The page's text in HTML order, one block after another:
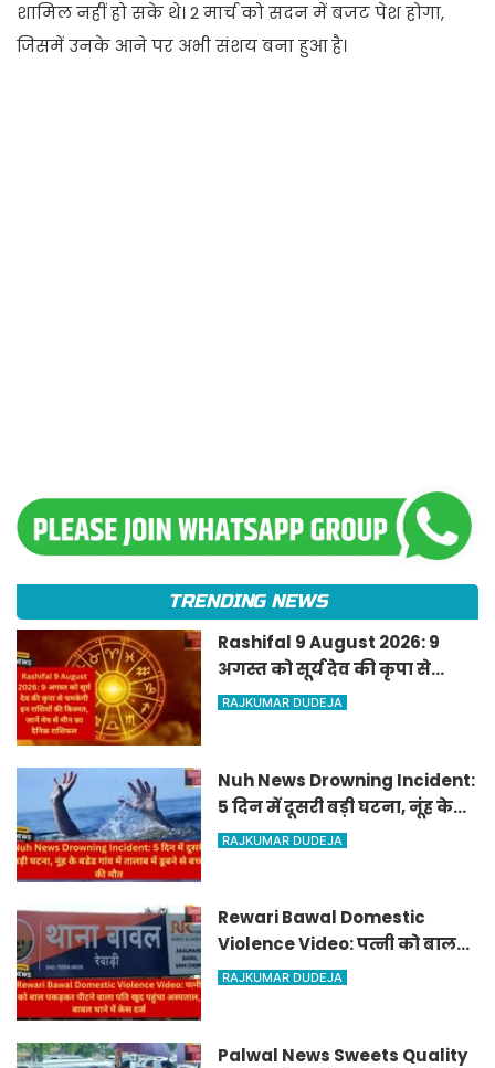
शामिल नहीं हो सके थे। 2 मार्च को सदन में बजट पेश होगा,
जिसमें उनके आने पर अभी संशय बना हुआ है।
TRENDING NEWS
Rashifal 9 August 2026: 9
अगस्त को सूर्य देव की कृपा से
चमकेगी इन राशियों की किस्मत,
RAJKUMAR DUDEJA
Nuh News Drowning Incident:
5 दिन में दूसरी बड़ी घटना, नूंह के
बडेड गांव में तालाब में डूबने से बच्चे
RAJKUMAR DUDEJA
Rewari Bawal Domestic
Violence Video: पत्नी को बाल
पकड़कर पीटने वाला पति खुद
RAJKUMAR DUDEJA
Palwal News Sweets Quality